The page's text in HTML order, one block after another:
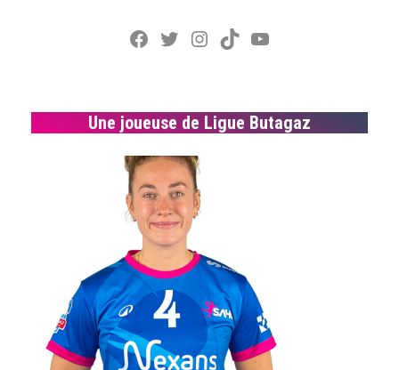
Facebook
Twitter
Instagram
TikTokYouTube
Une joueuse de Ligue Butagaz